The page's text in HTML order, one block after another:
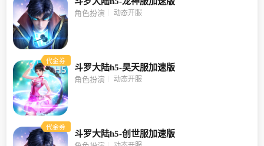
角色扮演 动态开服
代金券
斗罗大陆h5-昊天服加速版
角色扮演 动态开服
代金券
斗罗大陆h5-创世服加速版